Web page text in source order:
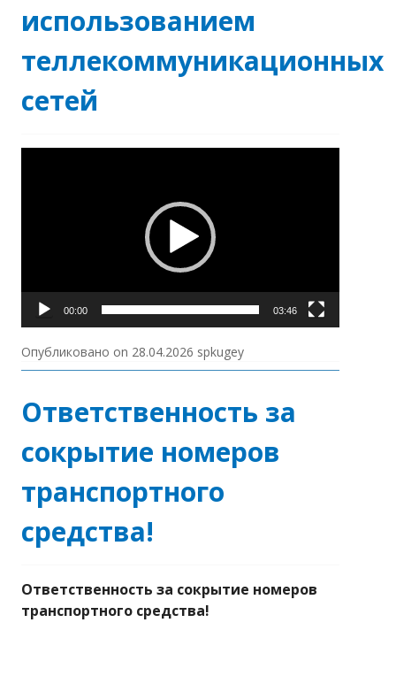
использованием
теллекоммуникационных
сетей
00:00 03:46
Опубликовано on 28.04.2026 spkugey
Ответственность за
сокрытие номеров
транспортного
средства!
Ответственность за сокрытие номеров
транспортного средства!